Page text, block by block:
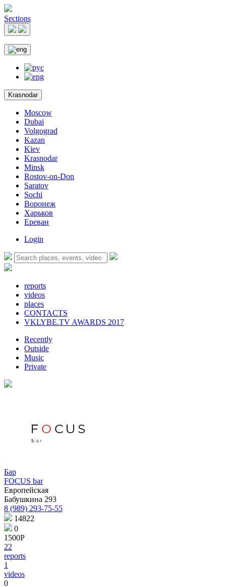
Sections
Krasnodar
Moscow
Dubai
Volgograd
Kazan
Kiev
Krasnodar
Minsk
Rostov-on-Don
Saratov
Sochi
Воронеж
Харьков
Ереван
Login
reports
videos
places
CONTACTS
VKLYBE.TV AWARDS 2017
Recently
Outside
Music
Private
Бар
FOCUS bar
Европейская
Бабушкина 293
8 (989) 293-75-55
14822
0
1500Р
22
reports
1
videos
0